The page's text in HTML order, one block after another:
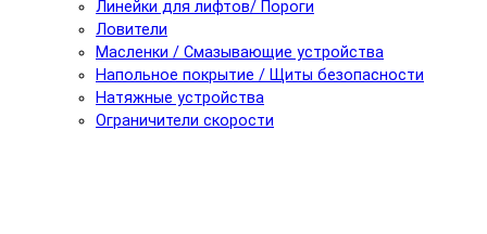
Линейки для лифтов/ Пороги
Ловители
Масленки / Смазывающие устройства
Напольное покрытие / Щиты безопасности
Натяжные устройства
Ограничители скорости